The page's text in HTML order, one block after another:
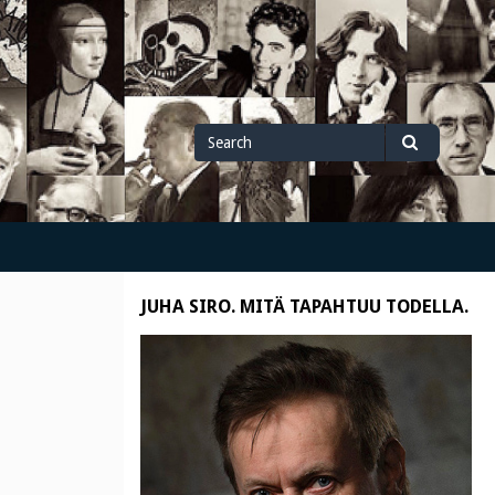
Search
for
Search
JUHA SIRO. MITÄ TAPAHTUU TODELLA.